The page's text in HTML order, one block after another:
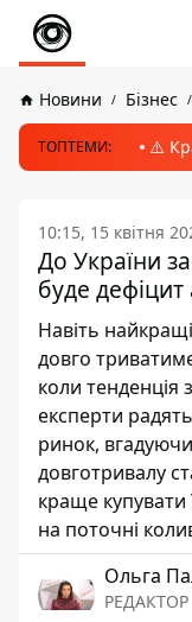
Новини Бізнес
ТОПТЕМИ: ⚠️
10:15, 15 квітня
До України
буде
Навіть
довго
коли тенденція
експерти
ринок,
довготривалу
краще купувати
на поточні
Ольга
РЕДАКТОР